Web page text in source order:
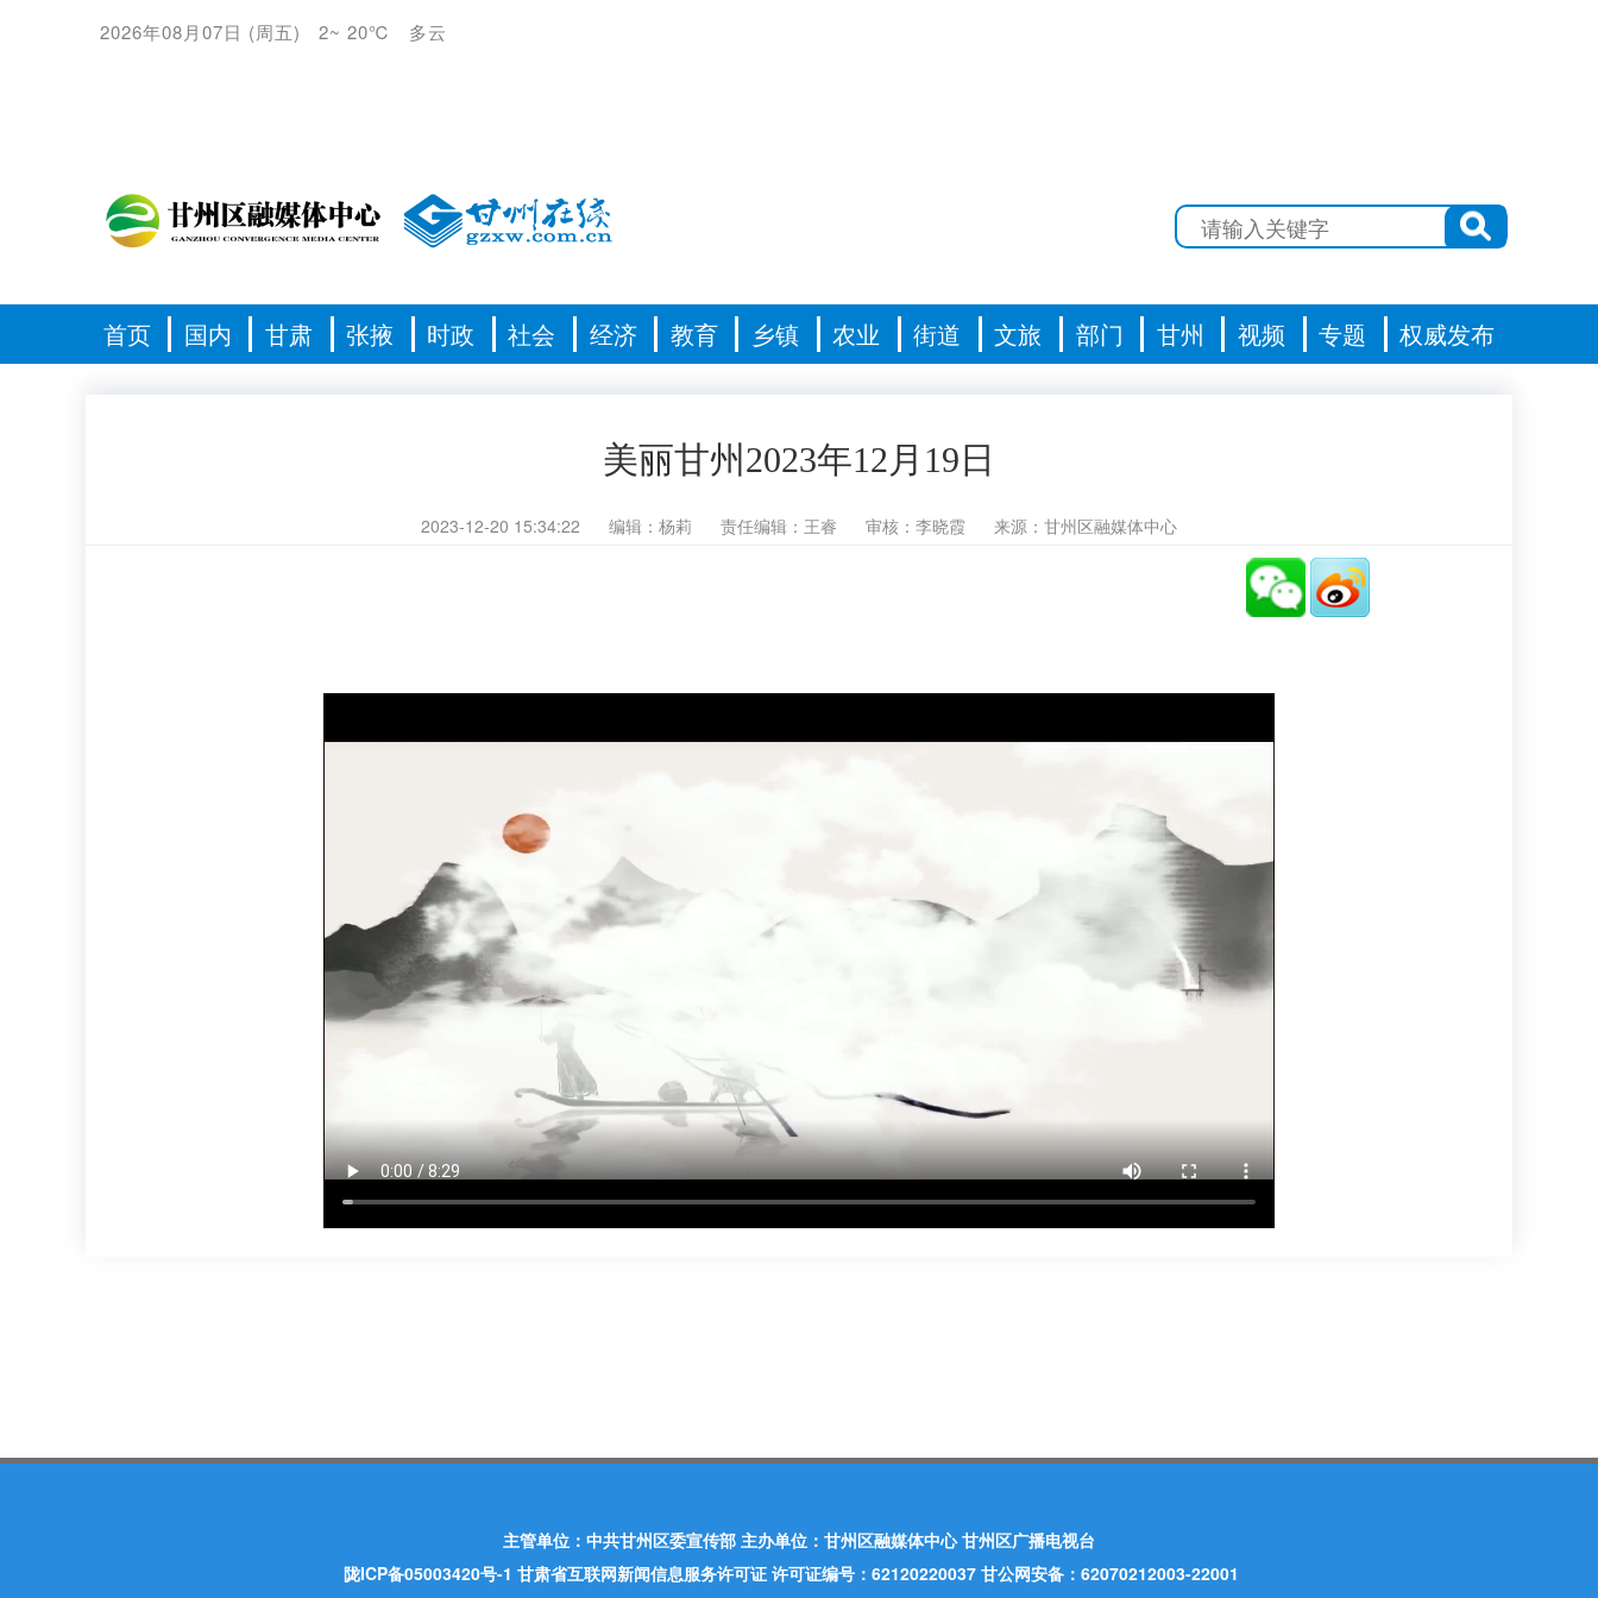
2026年08月07日 (周五) 2~ 20℃ 多云
首页 国内 甘肃 张掖 时政 社会 经济 教育 乡镇 农业 街道 文旅 部门 甘州 视频 专题 权威发布
美丽甘州2023年12月19日
2023-12-20 15:34:22 编辑：杨莉 责任编辑：王睿 审核：李晓霞 来源：甘州区融媒体中心
主管单位：中共甘州区委宣传部 主办单位：甘州区融媒体中心 甘州区广播电视台
陇ICP备05003420号-1 甘肃省互联网新闻信息服务许可证 许可证编号：62120220037 甘公网安备：62070212003-22001